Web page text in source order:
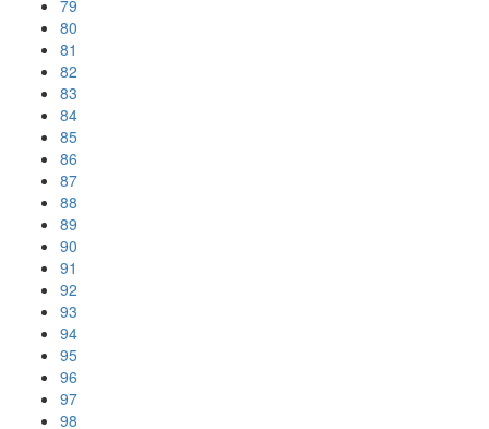
79
80
81
82
83
84
85
86
87
88
89
90
91
92
93
94
95
96
97
98